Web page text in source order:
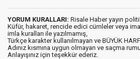
YORUM KURALLARI: Risale Haber yayın
Küfür, hakaret, rencide edici cümleler veya
imla kuralları ile yazılmamış,
Türkçe karakter kullanılmayan ve BÜYÜK
Adınız kısmına uygun olmayan ve saçma
Anlayışınız için teşekkür ederiz.